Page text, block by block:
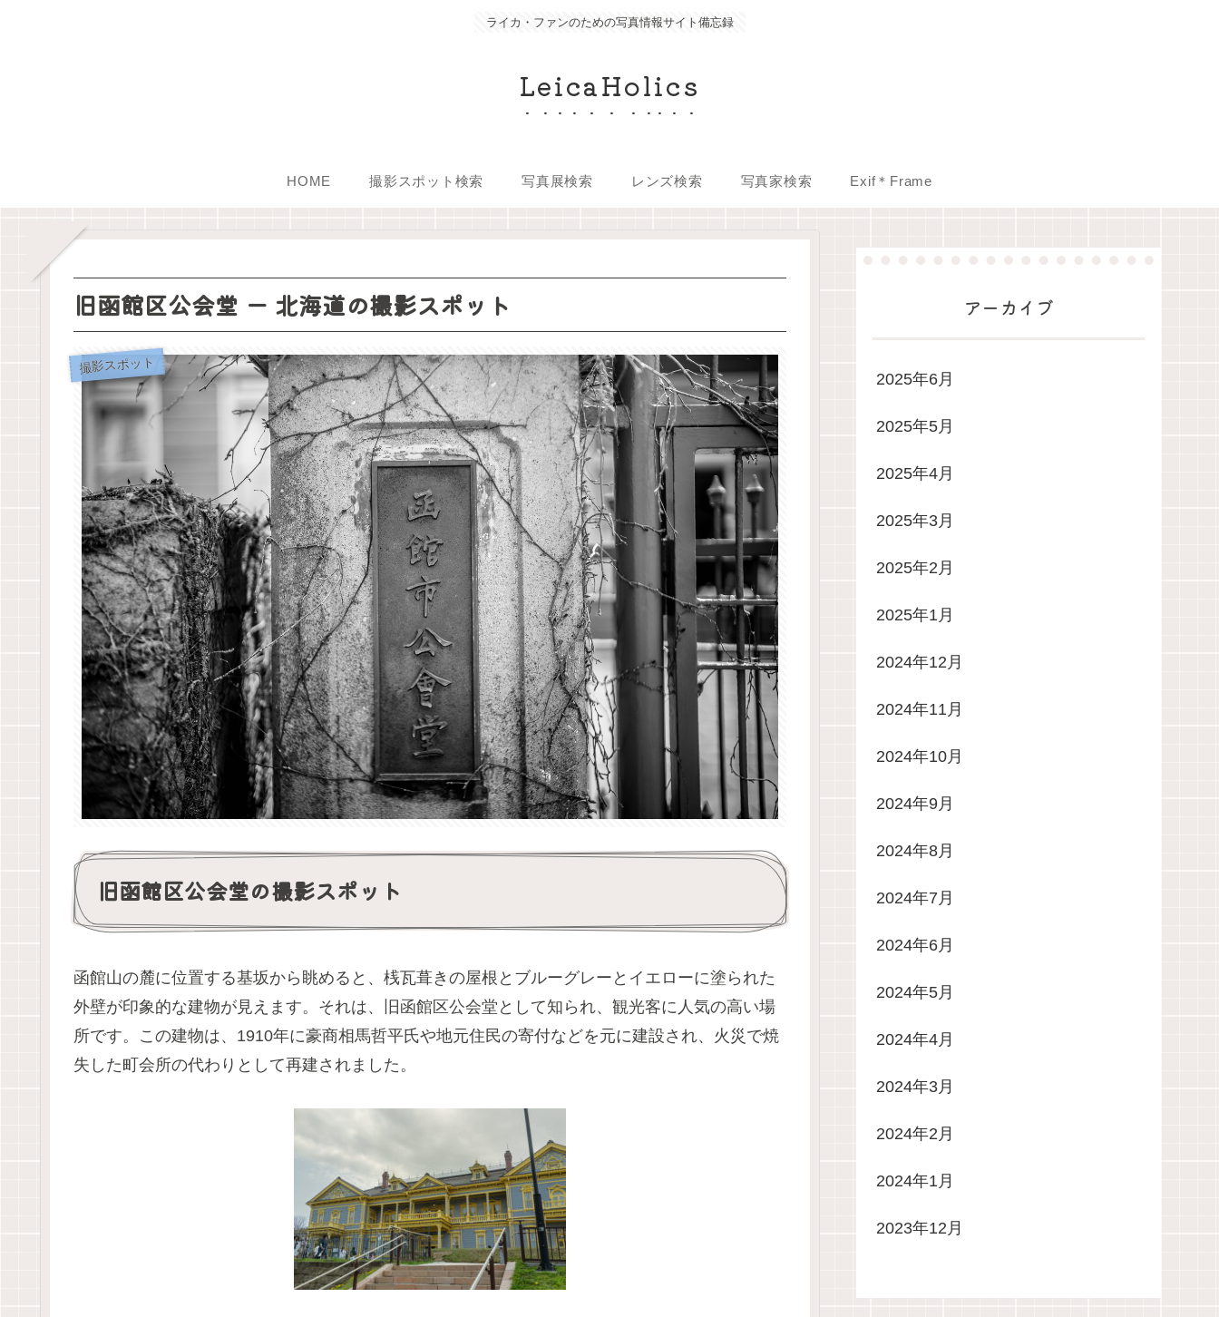
ライカ・ファンのための写真情報サイト備忘録
LeicaHolics
HOME 撮影スポット検索 写真展検索 レンズ検索 写真家検索 Exif＊Frame
旧函館区公会堂 ー 北海道の撮影スポット
撮影スポット
旧函館区公会堂の撮影スポット
函館山の麓に位置する基坂から眺めると、桟瓦葺きの屋根とブルーグレーとイエローに塗られた
外壁が印象的な建物が見えます。それは、旧函館区公会堂として知られ、観光客に人気の高い場
所です。この建物は、1910年に豪商相馬哲平氏や地元住民の寄付などを元に建設され、火災で焼
失した町会所の代わりとして再建されました。
アーカイブ
2025年6月
2025年5月
2025年4月
2025年3月
2025年2月
2025年1月
2024年12月
2024年11月
2024年10月
2024年9月
2024年8月
2024年7月
2024年6月
2024年5月
2024年4月
2024年3月
2024年2月
2024年1月
2023年12月